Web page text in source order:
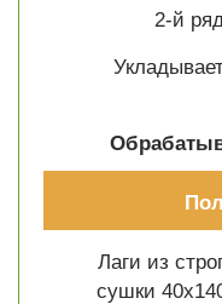
2-й
Лаги из
сушки